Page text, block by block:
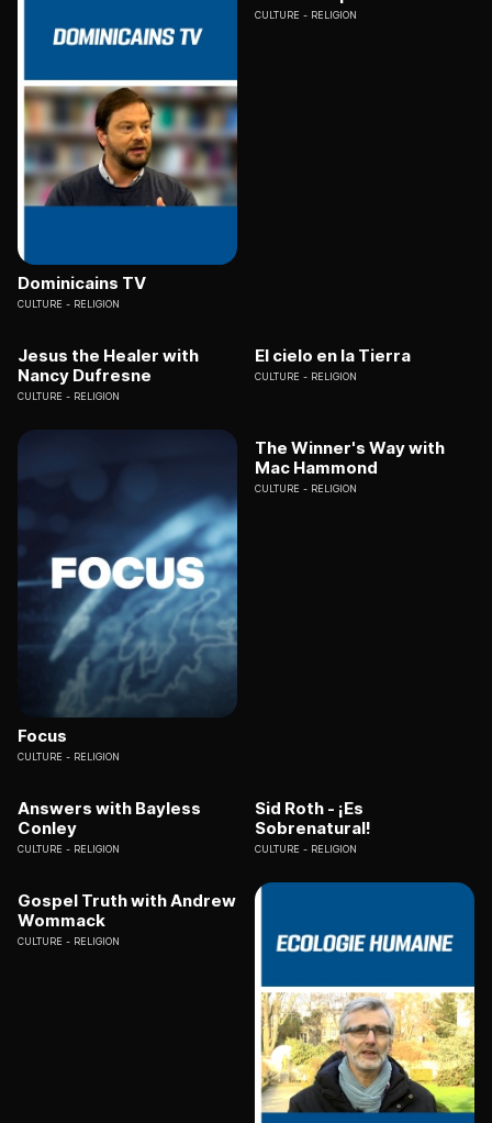
Dominicains TV
CULTURE RELIGION
CULTURE RELIGION
Jesus the Healer with
Nancy Dufresne
CULTURE RELIGION
El cielo en la Tierra
CULTURE RELIGION
Focus
CULTURE RELIGION
The Winner's Way with
Mac Hammond
CULTURE RELIGION
Answers with Bayless
Conley
CULTURE RELIGION
Sid Roth - ¡Es
Sobrenatural!
CULTURE RELIGION
Gospel Truth with Andrew
Wommack
CULTURE RELIGION